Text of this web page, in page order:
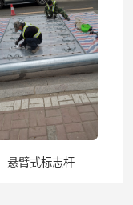
悬臂式标志杆